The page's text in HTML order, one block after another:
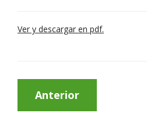
Ver y descargar en pdf.
Anterior